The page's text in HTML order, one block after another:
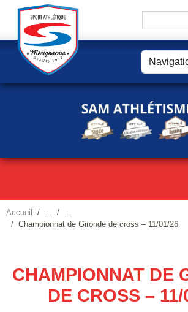
Accueil
Championnat de Gironde de cross – 11/01/26
CHAMPIONNAT DE
DE CROSS – 11/
Panneau de gestion des cookies